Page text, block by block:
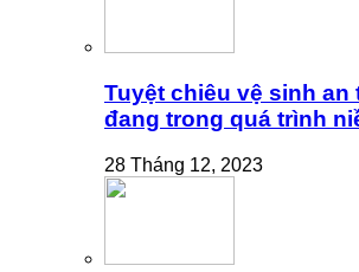
Tuyệt chiêu vệ sinh an
đang trong quá trình
28 Tháng 12, 2023